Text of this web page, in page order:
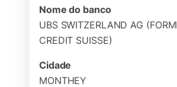
Nome do banco
UBS SWITZERLAND AG
CREDIT SUISSE)
Cidade
MONTHEY